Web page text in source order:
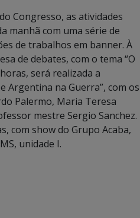
Congresso, as atividades
manhã com uma série de
de trabalhos em banner. À
de debates, com o tema “O
será realizada a
Argentina na Guerra”, com os
Palermo, Maria Teresa
mestre Sergio Sanchez.
com show do Grupo Acaba,
unidade I.